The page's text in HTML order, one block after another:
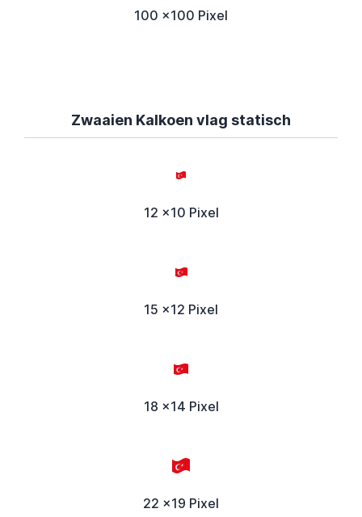
100 x100 Pixel
Zwaaien Kalkoen vlag statisch
12 x10 Pixel
15 x12 Pixel
18 x14 Pixel
22 x19 Pixel